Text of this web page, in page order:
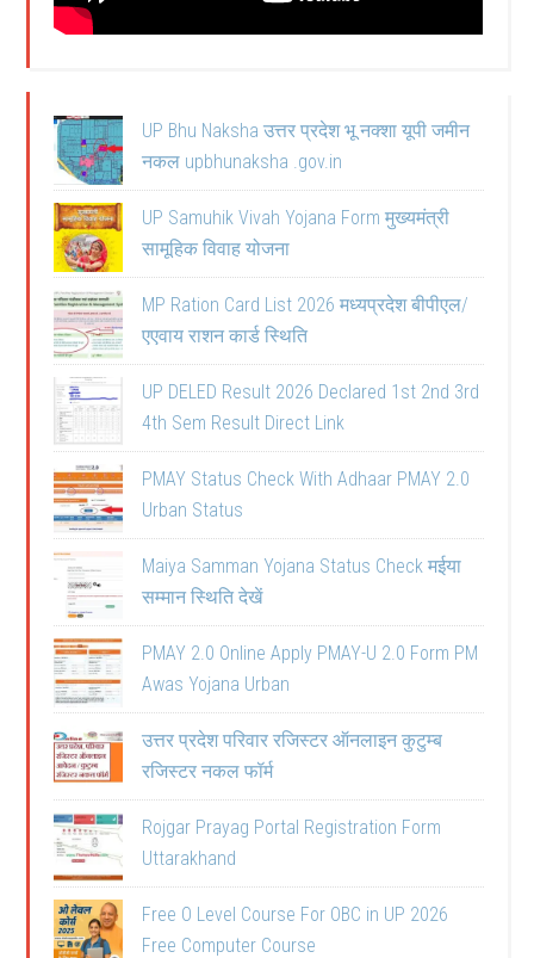
UP Bhu Naksha उत्तर प्रदेश भू नक्शा यूपी जमीन
नकल upbhunaksha .gov.in
UP Samuhik Vivah Yojana Form मुख्यमंत्री
सामूहिक विवाह योजना
MP Ration Card List 2026 मध्यप्रदेश बीपीएल/
एएवाय राशन कार्ड स्थिति
UP DELED Result 2026 Declared 1st 2nd 3rd
4th Sem Result Direct Link
PMAY Status Check With Adhaar PMAY 2.0
Urban Status
Maiya Samman Yojana Status Check मईया
सम्मान स्थिति देखें
PMAY 2.0 Online Apply PMAY-U 2.0 Form PM
Awas Yojana Urban
उत्तर प्रदेश परिवार रजिस्टर ऑनलाइन कुटुम्ब
रजिस्टर नकल फॉर्म
Rojgar Prayag Portal Registration Form
Uttarakhand
Free O Level Course For OBC in UP 2026
Free Computer Course